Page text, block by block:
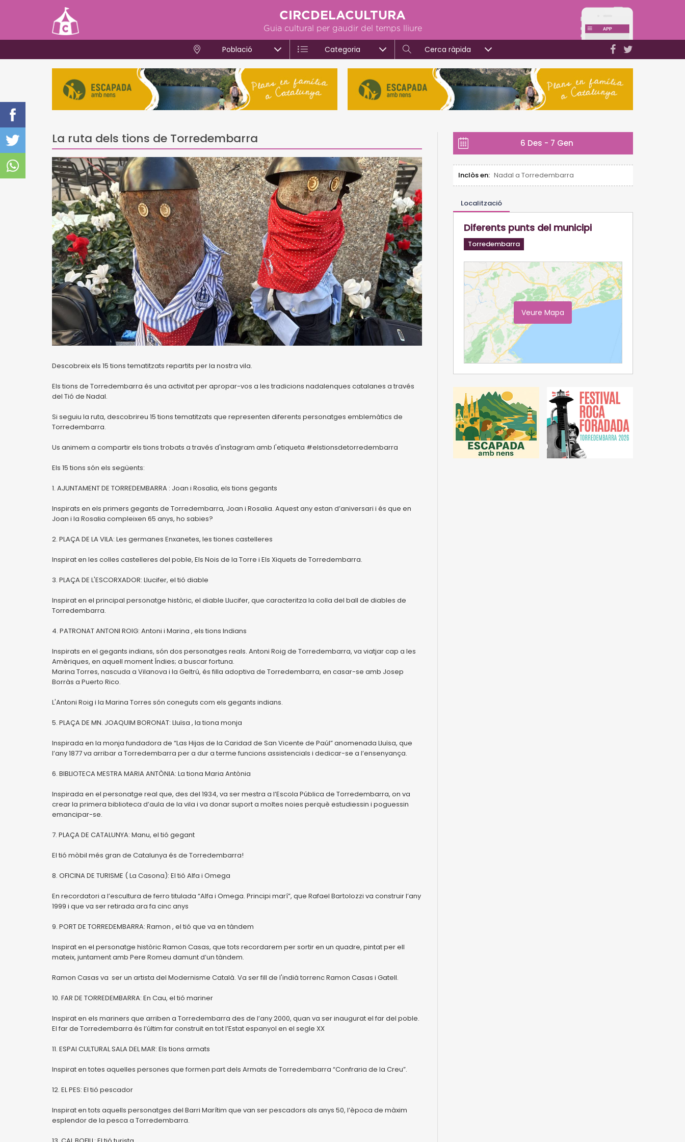
CIRCDELACULTURA
Guia cultural per gaudir del temps lliure
Població Categoria Cerca ràpida
La ruta dels tions de Torredembarra
Descobreix els 15 tions tematitzats repartits per la nostra vila.
Els tions de Torredembarra és una activitat per apropar-vos a les tradicions nadalenques catalanes a través
del Tió de Nadal.
Si seguiu la ruta, descobrireu 15 tions tematitzats que representen diferents personatges emblemàtics de
Torredembarra.
Us animem a compartir els tions trobats a través d'instagram amb l'etiqueta #elstionsdetorredembarra
Els 15 tions són els següents:
1. AJUNTAMENT DE TORREDEMBARRA : Joan i Rosalia, els tions gegants
Inspirats en els primers gegants de Torredembarra, Joan i Rosalia. Aquest any estan d’aniversari i és que en
Joan i la Rosalia compleixen 65 anys, ho sabies?
2. PLAÇA DE LA VILA: Les germanes Enxanetes, les tiones castelleres
Inspirat en les colles castelleres del poble, Els Nois de la Torre i Els Xiquets de Torredembarra.
3. PLAÇA DE L'ESCORXADOR: Llucifer, el tió diable
Inspirat en el principal personatge històric, el diable Llucifer, que caracteritza la colla del ball de diables de
Torredembarra.
4. PATRONAT ANTONI ROIG: Antoni i Marina , els tions Indians
Inspirats en el gegants indians, són dos personatges reals. Antoni Roig de Torredembarra, va viatjar cap a les
Amèriques, en aquell moment Índies; a buscar fortuna.
Marina Torres, nascuda a Vilanova i la Geltrú, és filla adoptiva de Torredembarra, en casar-se amb Josep
Borràs a Puerto Rico.
L'Antoni Roig i la Marina Torres són coneguts com els gegants indians.
5. PLAÇA DE MN. JOAQUIM BORONAT: Lluïsa , la tiona monja
Inspirada en la monja fundadora de “Las Hijas de la Caridad de San Vicente de Paúl” anomenada Lluïsa, que
l’any 1877 va arribar a Torredembarra per a dur a terme funcions assistencials i dedicar-se a l’ensenyança.
6. BIBLIOTECA MESTRA MARIA ANTÒNIA: La tiona Maria Antònia
Inspirada en el personatge real que, des del 1934, va ser mestra a l’Escola Pública de Torredembarra, on va
crear la primera biblioteca d’aula de la vila i va donar suport a moltes noies perquè estudiessin i poguessin
emancipar-se.
7. PLAÇA DE CATALUNYA: Manu, el tió gegant
El tió mòbil més gran de Catalunya és de Torredembarra!
8. OFICINA DE TURISME ( La Casona): El tió Alfa i Omega
En recordatori a l’escultura de ferro titulada “Alfa i Omega. Principi marí”, que Rafael Bartolozzi va construir l’any
1999 i que va ser retirada ara fa cinc anys
9. PORT DE TORREDEMBARRA: Ramon , el tió que va en tàndem
Inspirat en el personatge històric Ramon Casas, que tots recordarem per sortir en un quadre, pintat per ell
mateix, juntament amb Pere Romeu damunt d’un tàndem.
Ramon Casas va ser un artista del Modernisme Català. Va ser fill de l'indià torrenc Ramon Casas i Gatell.
10. FAR DE TORREDEMBARRA: En Cau, el tió mariner
Inspirat en els mariners que arriben a Torredembarra des de l’any 2000, quan va ser inaugurat el far del poble.
El far de Torredembarra és l’últim far construït en tot l’Estat espanyol en el segle XX
11. ESPAI CULTURAL SALA DEL MAR: Els tions armats
Inspirat en totes aquelles persones que formen part dels Armats de Torredembarra “Confraria de la Creu”.
12. EL PES: El tió pescador
Inspirat en tots aquells personatges del Barri Marítim que van ser pescadors als anys 50, l’època de màxim
esplendor de la pesca a Torredembarra.
6 Des - 7 Gen
Inclòs en: Nadal a Torredembarra
Localització
Diferents punts del municipi
Torredembarra
Veure Mapa